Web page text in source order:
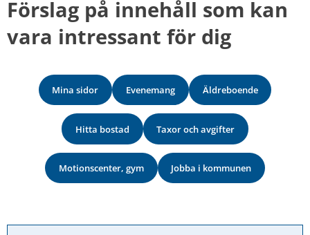
Förslag på innehåll som kan
vara intressant för dig
Mina sidor Evenemang Äldreboende
Hitta bostad Taxor och avgifter
Motionscenter, gym Jobba i kommunen